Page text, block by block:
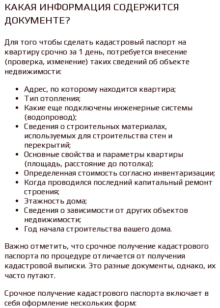
КАКАЯ ИНФОРМАЦИЯ СОДЕРЖИТСЯ
ДОКУМЕНТЕ?
Для того чтобы сделать кадастровый паспорт на
квартиру срочно за 1 день, потребуется внесение
(проверка, изменение) таких сведений об объекте
недвижимости:
Адрес, по которому находится квартира;
Тип отопления;
Какие еще подключены инженерные системы
(водопровод);
Сведения о строительных материалах,
используемых для строительства стен и
перекрытий;
Основные свойства и параметры квартиры
(площадь, расстояние до потолка);
Определенная стоимость согласно инвентаризации;
Когда проводился последний капитальный ремонт
строения;
Этажность дома;
Сведения о зависимости от других объектов
недвижимости;
Год начала строительства вашего дома.
Важно отметить, что срочное получение кадастрового
паспорта по процедуре отличается от получения
кадастровой выписки. Это разные документы, однако, их
часто путают.
Срочное получение кадастрового паспорта включает в
себя оформление нескольких форм: